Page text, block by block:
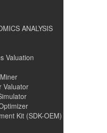
ANALYSIS
Valuation
Valuator
Kit (SDK-OEM)